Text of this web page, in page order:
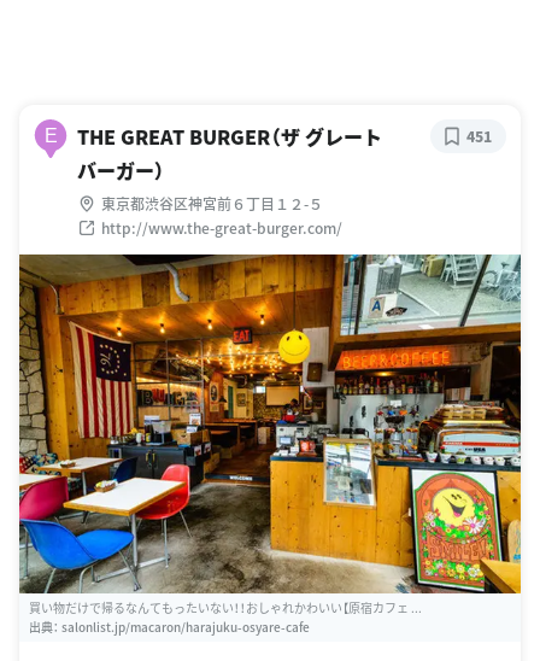
E
THE GREAT BURGER（ザ グレート
バーガー）
東京都渋谷区神宮前６丁目１２-５
http://www.the-great-burger.com/
451
買い物だけで帰るなんてもったいない！！おしゃれかわいい【原宿カフェ ...
出典： salonlist.jp/macaron/harajuku-osyare-cafe